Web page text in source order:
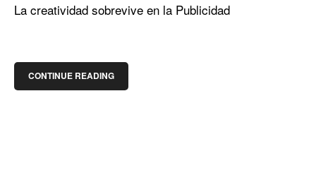
La creatividad sobrevive en la Publicidad
CONTINUE READING